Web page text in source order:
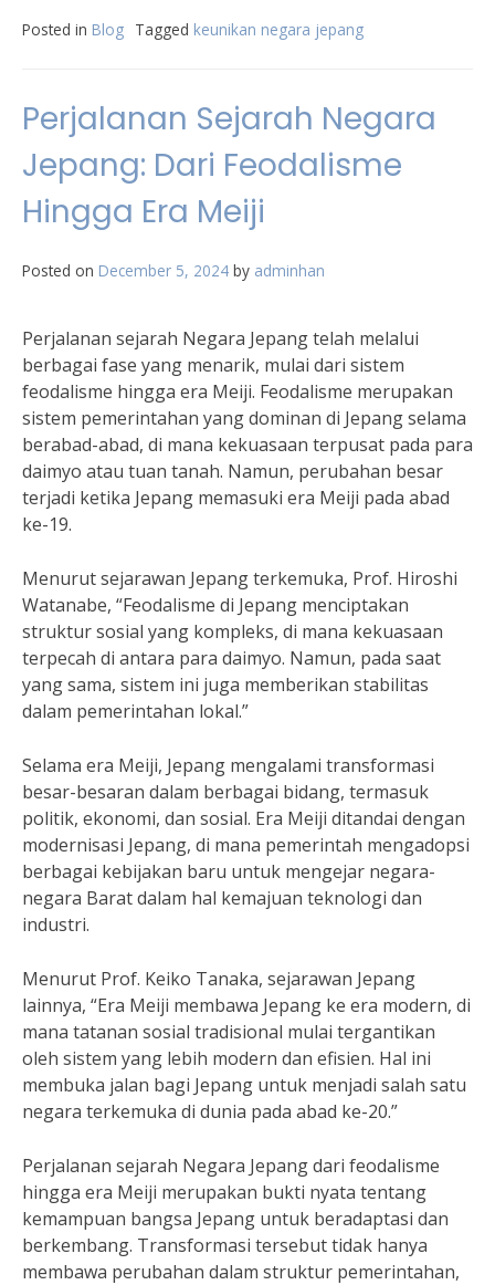
Posted in Blog Tagged keunikan negara jepang
Perjalanan Sejarah Negara
Jepang: Dari Feodalisme
Hingga Era Meiji
Posted on December 5, 2024 by adminhan
Perjalanan sejarah Negara Jepang telah melalui
berbagai fase yang menarik, mulai dari sistem
feodalisme hingga era Meiji. Feodalisme merupakan
sistem pemerintahan yang dominan di Jepang selama
berabad-abad, di mana kekuasaan terpusat pada para
daimyo atau tuan tanah. Namun, perubahan besar
terjadi ketika Jepang memasuki era Meiji pada abad
ke-19.
Menurut sejarawan Jepang terkemuka, Prof. Hiroshi
Watanabe, “Feodalisme di Jepang menciptakan
struktur sosial yang kompleks, di mana kekuasaan
terpecah di antara para daimyo. Namun, pada saat
yang sama, sistem ini juga memberikan stabilitas
dalam pemerintahan lokal.”
Selama era Meiji, Jepang mengalami transformasi
besar-besaran dalam berbagai bidang, termasuk
politik, ekonomi, dan sosial. Era Meiji ditandai dengan
modernisasi Jepang, di mana pemerintah mengadopsi
berbagai kebijakan baru untuk mengejar negara-
negara Barat dalam hal kemajuan teknologi dan
industri.
Menurut Prof. Keiko Tanaka, sejarawan Jepang
lainnya, “Era Meiji membawa Jepang ke era modern, di
mana tatanan sosial tradisional mulai tergantikan
oleh sistem yang lebih modern dan efisien. Hal ini
membuka jalan bagi Jepang untuk menjadi salah satu
negara terkemuka di dunia pada abad ke-20.”
Perjalanan sejarah Negara Jepang dari feodalisme
hingga era Meiji merupakan bukti nyata tentang
kemampuan bangsa Jepang untuk beradaptasi dan
berkembang. Transformasi tersebut tidak hanya
membawa perubahan dalam struktur pemerintahan,